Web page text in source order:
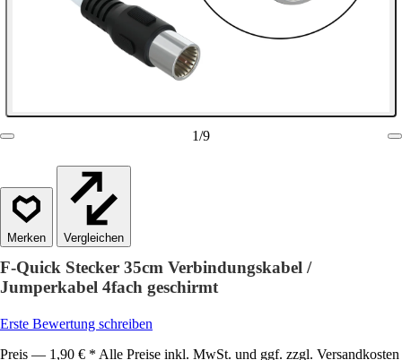
1/9
Vergleichen
F-Quick Stecker 35cm Verbindungskabel /
Jumperkabel 4fach geschirmt
Erste Bewertung schreiben
Preis — 1,90 € * Alle Preise inkl. MwSt. und ggf. zzgl. Versandkosten